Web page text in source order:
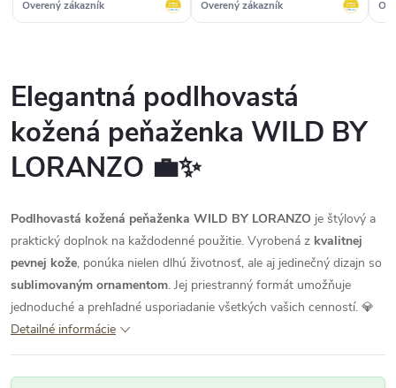
Overený zákazník Overený zákazník
Elegantná podlhovastá
kožená peňaženka WILD BY
LORANZO 💼✨
Podlhovastá kožená peňaženka WILD BY LORANZO je štýlový a
praktický doplnok na každodenné použitie. Vyrobená z kvalitnej
pevnej kože, ponúka nielen dlhú životnosť, ale aj jedinečný dizajn so
sublimovaným ornamentom. Jej priestranný formát umožňuje
jednoduché a prehľadné usporiadanie všetkých vašich cenností. 💎
Detailné informácie